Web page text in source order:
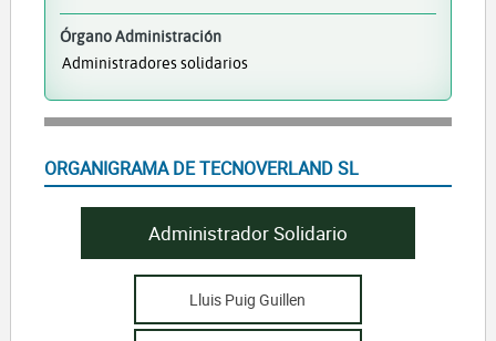
Órgano Administración
Administradores solidarios
ORGANIGRAMA DE TECNOVERLAND SL
Administrador Solidario
Lluis Puig Guillen